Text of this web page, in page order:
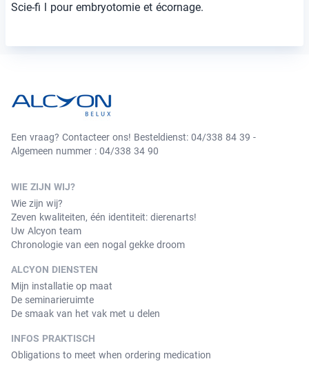
Scie-fi l pour embryotomie et écornage.
Een vraag? Contacteer ons! Besteldienst: 04/338 84 39 -
Algemeen nummer : 04/338 34 90
WIE ZIJN WIJ?
Wie zijn wij?
Zeven kwaliteiten, één identiteit: dierenarts!
Uw Alcyon team
Chronologie van een nogal gekke droom
ALCYON DIENSTEN
Mijn installatie op maat
De seminarieruimte
De smaak van het vak met u delen
INFOS PRAKTISCH
Obligations to meet when ordering medication